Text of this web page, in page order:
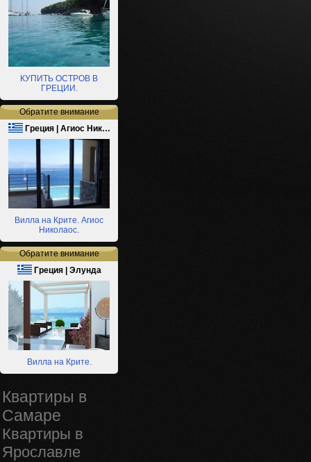
КУПИТЬ ОСТРОВ В
ГРЕЦИИ.
Обратите внимание
Греция | Агиос Ник…
Вилла на Крите. Агиос
Николаос.
Обратите внимание
Греция | Элунда
Вилла на Крите.
Квартиры в
Самаре
Квартиры в
Ярославле